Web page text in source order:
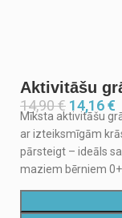
Aktivitāšu
14,90€ 14,16€
Mīksta aktivitāšu
ar izteiksmīgām
pārsteigt – ideāls
maziem bērniem 0+.